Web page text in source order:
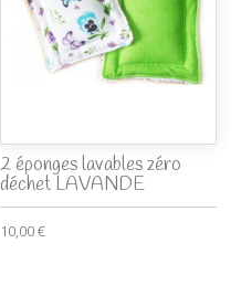
2 éponges lavables zéro
déchet LAVANDE
10,00 €